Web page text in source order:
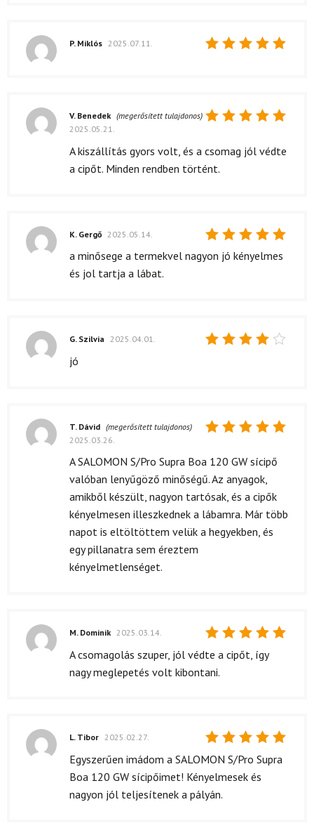
P. Miklós 2025.07.11.
5/ 5
V. Benedek (megerősített tulajdonos)
2025.05.21.
A kiszállítás gyors volt, és a csomag jól védte
a cipőt. Minden rendben történt.
Értékelés:
/ 5
K. Gergő 2025.05.14.
a minősege a termekvel nagyon jó kényelmes
és jol tartja a lábat.
G. Szilvia 2025.04.01.
jó
5 / 5
T. Dávid (megerősített tulajdonos)
2025.03.26.
A SALOMON S/Pro Supra Boa 120 GW sícipő
valóban lenyűgöző minőségű. Az anyagok,
amikből készült, nagyon tartósak, és a cipők
kényelmesen illeszkednek a lábamra. Már több
napot is eltöltöttem velük a hegyekben, és
egy pillanatra sem éreztem
kényelmetlenséget.
Értékelés:
/ 5
M. Dominik 2025.03.14.
A csomagolás szuper, jól védte a cipőt, így
nagy meglepetés volt kibontani.
Értékelés:
/ 5
L. Tibor 2025.02.27.
Egyszerűen imádom a SALOMON S/Pro Supra
Boa 120 GW sícipőimet! Kényelmesek és
nagyon jól teljesítenek a pályán.